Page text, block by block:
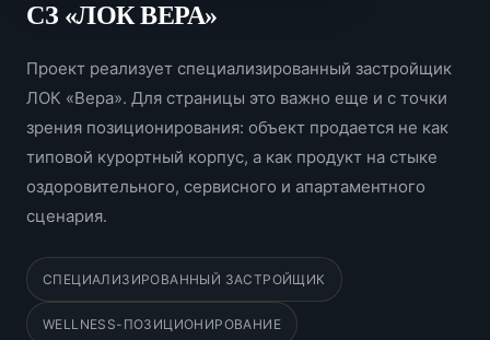
СЗ «ЛОК ВЕРА»
Проект реализует специализированный застройщик
ЛОК «Вера». Для страницы это важно еще и с точки
зрения позиционирования: объект продается не как
типовой курортный корпус, а как продукт на стыке
оздоровительного, сервисного и апартаментного
сценария.
СПЕЦИАЛИЗИРОВАННЫЙ ЗАСТРОЙЩИК
WELLNESS-ПОЗИЦИОНИРОВАНИЕ